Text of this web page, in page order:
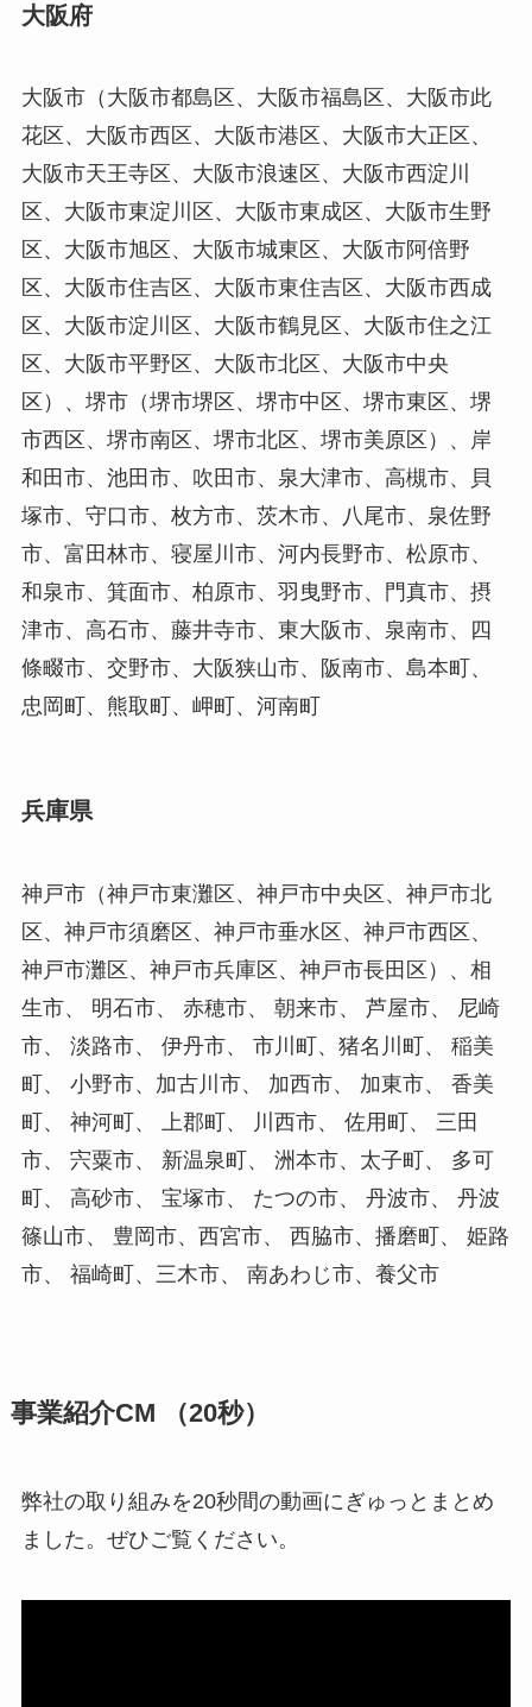
大阪府
大阪市（大阪市都島区、大阪市福島区、大阪市此
花区、大阪市西区、大阪市港区、大阪市大正区、
大阪市天王寺区、大阪市浪速区、大阪市西淀川
区、大阪市東淀川区、大阪市東成区、大阪市生野
区、大阪市旭区、大阪市城東区、大阪市阿倍野
区、大阪市住吉区、大阪市東住吉区、大阪市西成
区、大阪市淀川区、大阪市鶴見区、大阪市住之江
区、大阪市平野区、大阪市北区、大阪市中央
区）、堺市（堺市堺区、堺市中区、堺市東区、堺
市西区、堺市南区、堺市北区、堺市美原区）、岸
和田市、池田市、吹田市、泉大津市、高槻市、貝
塚市、守口市、枚方市、茨木市、八尾市、泉佐野
市、富田林市、寝屋川市、河内長野市、松原市、
和泉市、箕面市、柏原市、羽曳野市、門真市、摂
津市、高石市、藤井寺市、東大阪市、泉南市、四
條畷市、交野市、大阪狭山市、阪南市、島本町、
忠岡町、熊取町、岬町、河南町
兵庫県
神戸市（神戸市東灘区、神戸市中央区、神戸市北
区、神戸市須磨区、神戸市垂水区、神戸市西区、
神戸市灘区、神戸市兵庫区、神戸市長田区）、相
生市、 明石市、 赤穂市、 朝来市、 芦屋市、 尼崎
市、 淡路市、 伊丹市、 市川町、猪名川町、 稲美
町、 小野市、加古川市、 加西市、 加東市、 香美
町、 神河町、 上郡町、 川西市、 佐用町、 三田
市、 宍粟市、 新温泉町、 洲本市、太子町、 多可
町、 高砂市、 宝塚市、 たつの市、 丹波市、 丹波
篠山市、 豊岡市、西宮市、 西脇市、播磨町、 姫路
市、 福崎町、三木市、 南あわじ市、養父市
事業紹介CM （20秒）
弊社の取り組みを20秒間の動画にぎゅっとまとめ
ました。ぜひご覧ください。